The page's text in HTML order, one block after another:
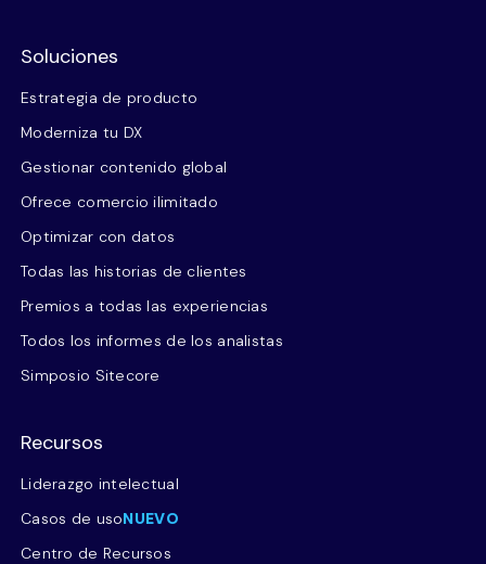
Soluciones
Estrategia de producto
Moderniza tu DX
Gestionar contenido global
Ofrece comercio ilimitado
Optimizar con datos
Todas las historias de clientes
Premios a todas las experiencias
Todos los informes de los analistas
Simposio Sitecore
Recursos
Liderazgo intelectual
Casos de usoNUEVO
Centro de Recursos